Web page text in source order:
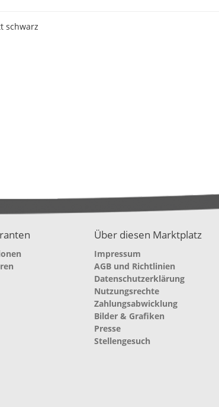
schwarz
Über diesen Marktplatz
Impressum
AGB und Richtlinien
Datenschutzerklärung
Nutzungsrechte
Zahlungsabwicklung
Bilder & Grafiken
Presse
Stellengesuch